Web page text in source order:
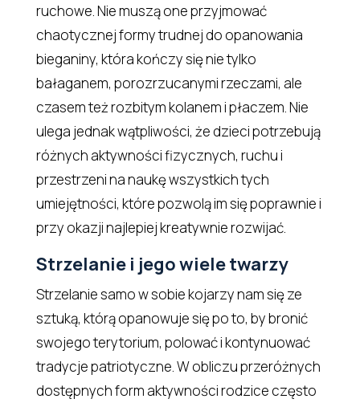
ruchowe. Nie muszą one przyjmować
chaotycznej formy trudnej do opanowania
bieganiny, która kończy się nie tylko
bałaganem, porozrzucanymi rzeczami, ale
czasem też rozbitym kolanem i płaczem. Nie
ulega jednak wątpliwości, że dzieci potrzebują
różnych aktywności fizycznych, ruchu i
przestrzeni na naukę wszystkich tych
umiejętności, które pozwolą im się poprawnie i
przy okazji najlepiej kreatywnie rozwijać.
Strzelanie i jego wiele twarzy
Strzelanie samo w sobie kojarzy nam się ze
sztuką, którą opanowuje się po to, by bronić
swojego terytorium, polować i kontynuować
tradycje patriotyczne. W obliczu przeróżnych
dostępnych form aktywności rodzice często